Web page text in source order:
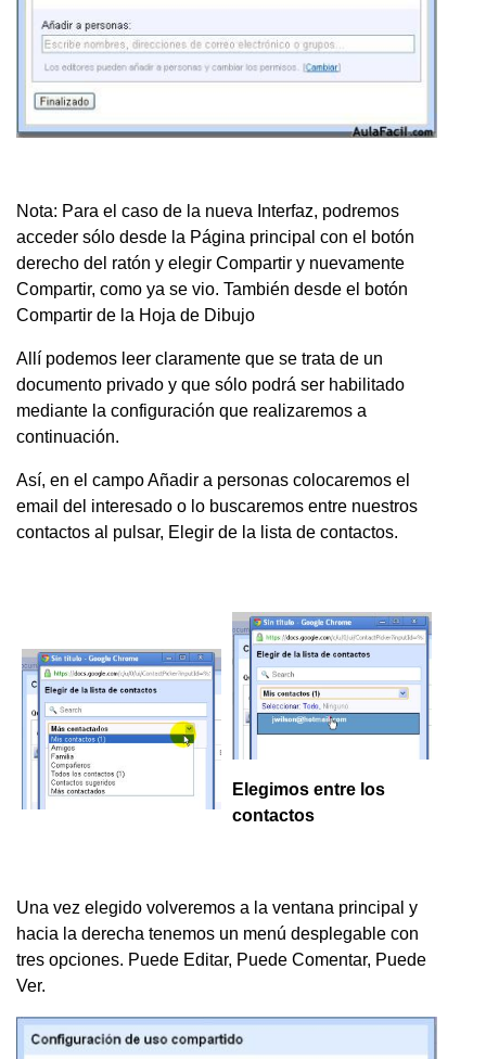
Nota: Para el caso de la nueva Interfaz, podremos
acceder sólo desde la Página principal con el botón
derecho del ratón y elegir Compartir y nuevamente
Compartir, como ya se vio. También desde el botón
Compartir de la Hoja de Dibujo
Allí podemos leer claramente que se trata de un
documento privado y que sólo podrá ser habilitado
mediante la configuración que realizaremos a
continuación.
Así, en el campo Añadir a personas colocaremos el
email del interesado o lo buscaremos entre nuestros
contactos al pulsar, Elegir de la lista de contactos.
Elegimos entre los
contactos
Una vez elegido volveremos a la ventana principal y
hacia la derecha tenemos un menú desplegable con
tres opciones. Puede Editar, Puede Comentar, Puede
Ver.